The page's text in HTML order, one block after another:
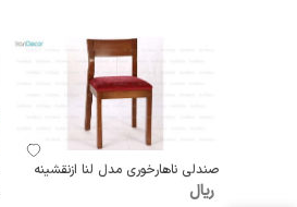
صندلی ناهارخوری مدل لنا ازنقشینه
ریال